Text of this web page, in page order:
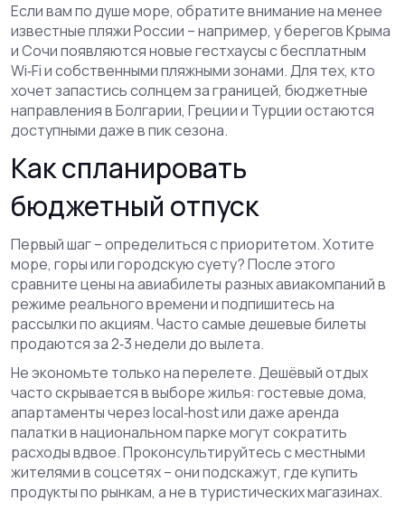
Если вам по душе море, обратите внимание на менее
известные пляжи России – например, у берегов Крыма
и Сочи появляются новые гестхаусы с бесплатным
Wi‑Fi и собственными пляжными зонами. Для тех, кто
хочет запастись солнцем за границей, бюджетные
направления в Болгарии, Греции и Турции остаются
доступными даже в пик сезона.
Как спланировать
бюджетный отпуск
Первый шаг – определиться с приоритетом. Хотите
море, горы или городскую суету? После этого
сравните цены на авиабилеты разных авиакомпаний в
режиме реального времени и подпишитесь на
рассылки по акциям. Часто самые дешевые билеты
продаются за 2‑3 недели до вылета.
Не экономьте только на перелете. Дешёвый отдых
часто скрывается в выборе жилья: гостевые дома,
апартаменты через local‑host или даже аренда
палатки в национальном парке могут сократить
расходы вдвое. Проконсультируйтесь с местными
жителями в соцсетях – они подскажут, где купить
продукты по рынкам, а не в туристических магазинах.